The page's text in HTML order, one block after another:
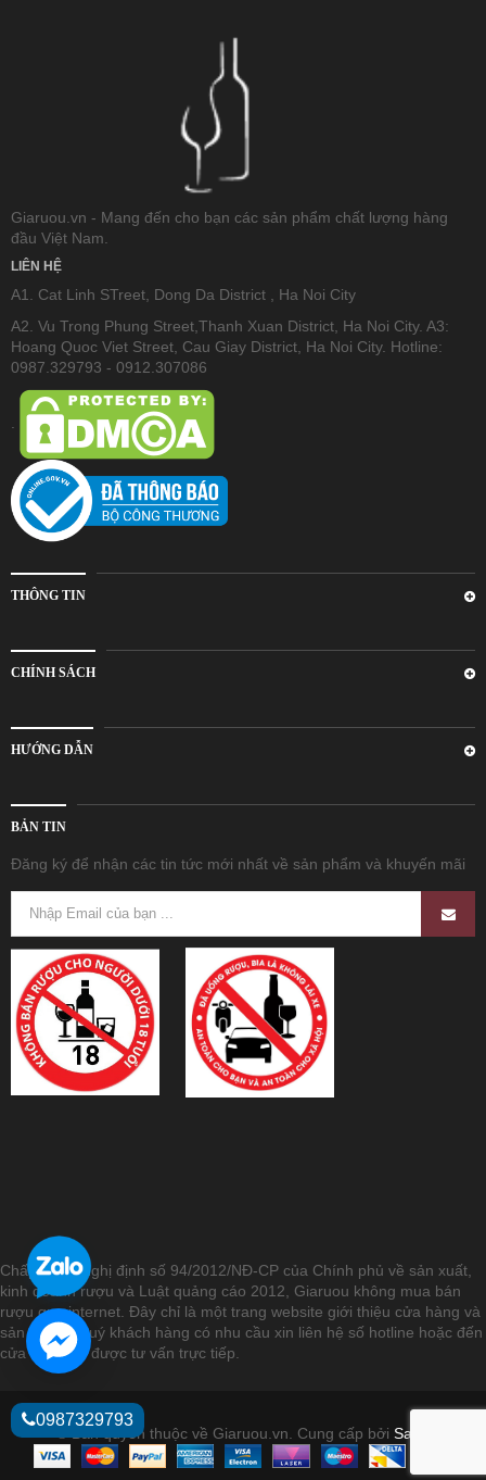
Giaruou.vn - Mang đến cho bạn các sản phẩm chất lượng hàng
đầu Việt Nam.
LIÊN HỆ
A1. Cat Linh STreet, Dong Da District , Ha Noi City
A2. Vu Trong Phung Street,Thanh Xuan District, Ha Noi City. A3:
Hoang Quoc Viet Street, Cau Giay District, Ha Noi City. Hotline:
0987.329793 - 0912.307086
THÔNG TIN
CHÍNH SÁCH
HƯỚNG DẪN
BẢN TIN
Đăng ký để nhận các tin tức mới nhất về sản phẩm và khuyến mãi
Chấp hành Nghị định số 94/2012/NĐ-CP của Chính phủ về sản xuất,
kinh doanh rượu và Luật quảng cáo 2012, Giaruou không mua bán
rượu qua internet. Đây chỉ là một trang website giới thiệu cửa hàng và
sản phẩm. Quý khách hàng có nhu cầu xin liên hệ số hotline hoặc đến
cửa hàng để được tư vấn trực tiếp.
© Bản quyền thuộc về Giaruou.vn. Cung cấp bởi Sapo
0987329793